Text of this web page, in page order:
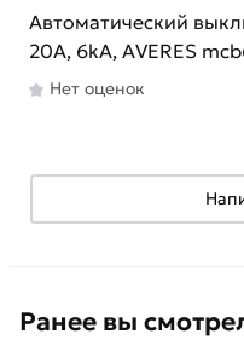
Автоматический
20A, 6kA, AVERES
Нет оценок
Ранее вы